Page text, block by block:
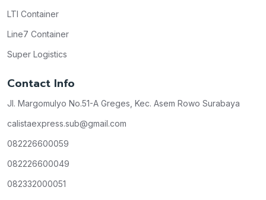
LTI Container
Line7 Container
Super Logistics
Contact Info
Jl. Margomulyo No.51-A Greges, Kec. Asem Rowo Surabaya
calistaexpress.sub@gmail.com
082226600059
082226600049
082332000051